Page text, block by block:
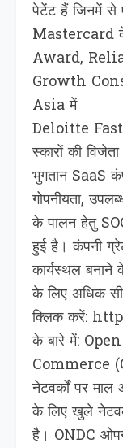
पेटेंट हैं जिनमें
Award,
Growth
Asia में
Deloitte
स्कारों की
भुगतान SaaS
गोपनीयता,
के पालन हेतु
हुई है। कंपनी
कार्यस्थल
के लिए अधिक
क्लिक करें:
के बारे में:
Commerce
नेटवर्कों पर
के लिए खुले
है। ONDC